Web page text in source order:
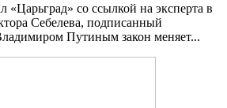
«Царьград» со ссылкой на эксперта в
Себелева, подписанный
Путиным закон меняет...